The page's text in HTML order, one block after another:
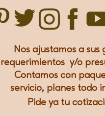
Nos ajustamos a sus
requerimientos y/o
Contamos con
servicio, planes todo
Pide ya tu